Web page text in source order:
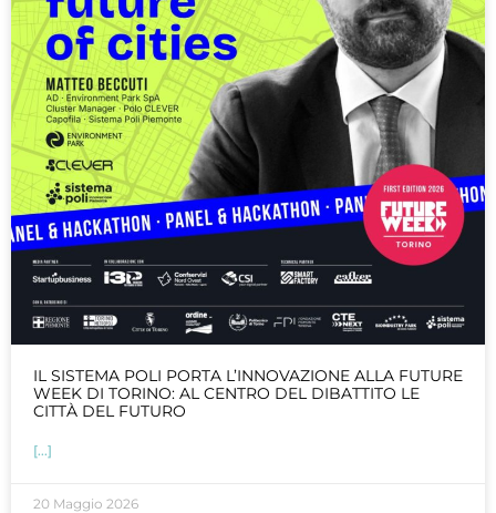
IL SISTEMA POLI PORTA L’INNOVAZIONE ALLA FUTURE
WEEK DI TORINO: AL CENTRO DEL DIBATTITO LE
CITTÀ DEL FUTURO
[...]
20 Maggio 2026